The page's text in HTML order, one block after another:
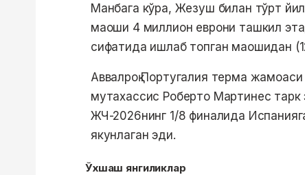
Манбага кўра, Жезуш билан тўрт
маоши 4 миллион еврони ташкил
сифатида ишлаб топган маошидан
Аввалроқ Португалия терма
мутахассис Роберто Мартинес тарк
ЖЧ-2026нинг 1/8 финалида
якунлаган эди.
Ўхшаш янгиликлар